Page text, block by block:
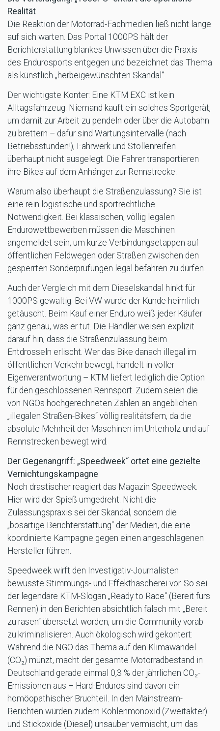
Realität
Die Reaktion der Motorrad-Fachmedien ließ nicht lange
auf sich warten. Das Portal 1000PS hält der
Berichterstattung blankes Unwissen über die Praxis
des Endurosports entgegen und bezeichnet das Thema
als künstlich „herbeigewünschten Skandal“.
Der wichtigste Konter: Eine KTM EXC ist kein
Alltagsfahrzeug. Niemand kauft ein solches Sportgerät,
um damit zur Arbeit zu pendeln oder über die Autobahn
zu brettern – dafür sind Wartungsintervalle (nach
Betriebsstunden!), Fahrwerk und Stollenreifen
überhaupt nicht ausgelegt. Die Fahrer transportieren
ihre Bikes auf dem Anhänger zur Rennstrecke.
Warum also überhaupt die Straßenzulassung? Sie ist
eine rein logistische und sportrechtliche
Notwendigkeit. Bei klassischen, völlig legalen
Endurowettbewerben müssen die Maschinen
angemeldet sein, um kurze Verbindungsetappen auf
öffentlichen Feldwegen oder Straßen zwischen den
gesperrten Sonderprüfungen legal befahren zu dürfen.
Auch der Vergleich mit dem Dieselskandal hinkt für
1000PS gewaltig: Bei VW wurde der Kunde heimlich
getäuscht. Beim Kauf einer Enduro weiß jeder Käufer
ganz genau, was er tut. Die Händler weisen explizit
darauf hin, dass die Straßenzulassung beim
Entdrosseln erlischt. Wer das Bike danach illegal im
öffentlichen Verkehr bewegt, handelt in voller
Eigenverantwortung – KTM liefert lediglich die Option
für den geschlossenen Rennsport. Zudem seien die
von NGOs hochgerechneten Zahlen an angeblichen
„illegalen Straßen-Bikes“ völlig realitätsfern, da die
absolute Mehrheit der Maschinen im Unterholz und auf
Rennstrecken bewegt wird.
Der Gegenangriff: „Speedweek“ ortet eine gezielte
Vernichtungskampagne
Noch drastischer reagiert das Magazin Speedweek.
Hier wird der Spieß umgedreht: Nicht die
Zulassungspraxis sei der Skandal, sondern die
„bösartige Berichterstattung“ der Medien, die eine
koordinierte Kampagne gegen einen angeschlagenen
Hersteller führen.
Speedweek wirft den Investigativ-Journalisten
bewusste Stimmungs- und Effekthascherei vor. So sei
der legendäre KTM-Slogan „Ready to Race“ (Bereit fürs
Rennen) in den Berichten absichtlich falsch mit „Bereit
zu rasen“ übersetzt worden, um die Community vorab
zu kriminalisieren. Auch ökologisch wird gekontert:
Während die NGO das Thema auf den Klimawandel
(CO₂) münzt, macht der gesamte Motorradbestand in
Deutschland gerade einmal 0,3 % der jährlichen CO₂-
Emissionen aus – Hard-Enduros sind davon ein
homöopathischer Bruchteil. In den Mainstream-
Berichten würden zudem Kohlenmonoxid (Zweitakter)
und Stickoxide (Diesel) unsauber vermischt, um das